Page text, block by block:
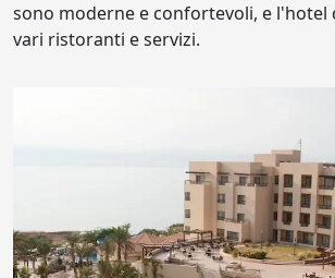
sono moderne e confortevoli, e l'hotel
vari ristoranti e servizi.